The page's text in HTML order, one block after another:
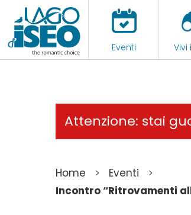
Eventi Vivi
Attenzione: stai
Home > Eventi >
Incontro “Ritrovamenti